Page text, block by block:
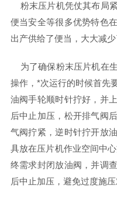
粉末压片机凭仗其布局
便当安全等很多优势特色
出产供给了便当，大大减少
为了确保粉末压片机在
操作，*次运行的时候首先
油阀手轮顺时针拧好，并
后中止加压，松开排气阀
气阀拧紧，逆时针拧开放
具放在压片机作业空间中
终需求封闭放油阀，并调
后中止加压，避免过度施压